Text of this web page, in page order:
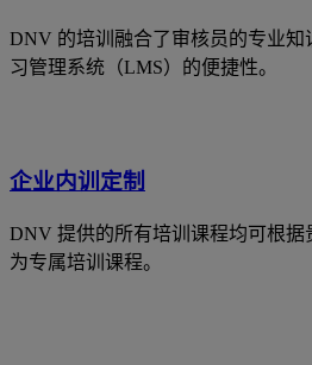
DNV 的培训融合了审核员的专业知
习管理系统（LMS）的便捷性。
企业内训定制
DNV 提供的所有培训课程均可根据
为专属培训课程。